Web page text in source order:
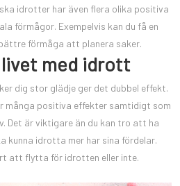
idrotter har även flera olika positiva
förmågor. Exempelvis kan du få en
förmåga att planera saker.
livet med idrott
dig stor glädje ger det dubbel effekt.
många positiva effekter samtidigt som
Det är viktigare än du kan tro att ha
kunna idrotta mer har sina fördelar.
att flytta för idrotten eller inte.